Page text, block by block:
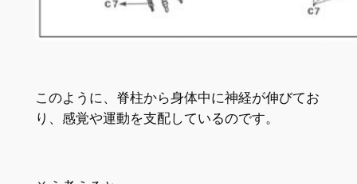
このように、脊柱から身体中に神経が伸びてお
り、感覚や運動を支配しているのです。